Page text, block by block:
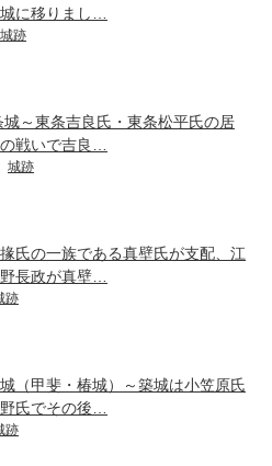
に移りまし…
城跡
城～東条吉良氏・東条松平氏の居
戦いで吉良…
城跡
氏の一族である真壁氏が支配、江
長政が真壁…
跡
（甲斐・椿城）～築城は小笠原氏
氏でその後…
跡